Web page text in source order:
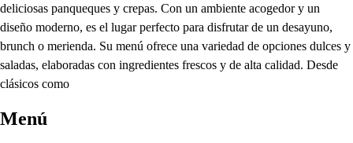
deliciosas panqueques y crepas. Con un ambiente acogedor y un
diseño moderno, es el lugar perfecto para disfrutar de un desayuno,
brunch o merienda. Su menú ofrece una variedad de opciones dulces y
saladas, elaboradas con ingredientes frescos y de alta calidad. Desde
clásicos como
Menú